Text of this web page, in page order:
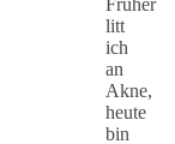
Früher
litt
ich
an
Akne,
heute
bin